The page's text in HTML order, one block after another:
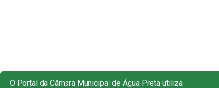
O Portal da Câmara Municipal de Água Preta utiliza